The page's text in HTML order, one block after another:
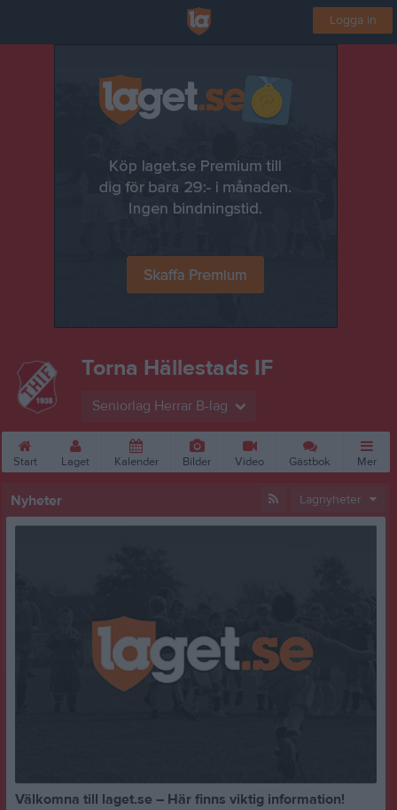
Logga in
Torna Hällestads IF
Seniorlag Herrar B-lag
Start Laget Kalender Bilder Video Gästbok Mer
Nyheter Lagnyheter
Välkomna till laget.se – Här finns viktig information!